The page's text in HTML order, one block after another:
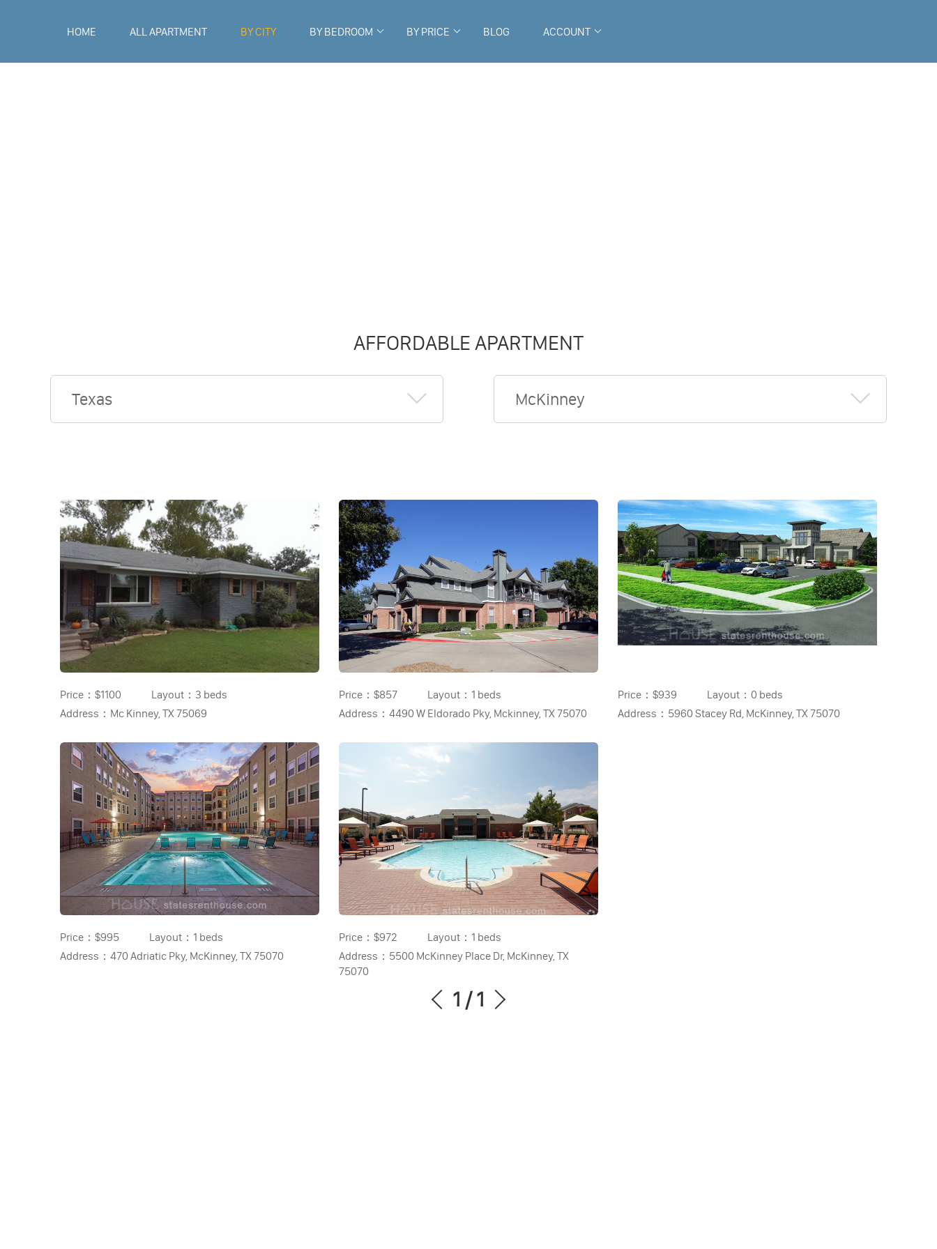
HOME ALL APARTMENT BY CITY BY BEDROOM BY PRICE BLOG ACCOUNT
AFFORDABLE APARTMENT
Texas McKinney
Price： $1100 Layout： 3 beds
Address： Mc Kinney, TX 75069
Price： $857 Layout： 1 beds
Address： 4490 W Eldorado Pky, Mckinney, TX 75070
Price： $939 Layout： 0 beds
Address： 5960 Stacey Rd, McKinney, TX 75070
Price： $995 Layout： 1 beds
Address： 470 Adriatic Pky, McKinney, TX 75070
Price： $972 Layout： 1 beds
Address： 5500 McKinney Place Dr, McKinney, TX
75070
1 /1